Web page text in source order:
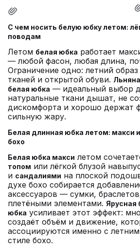
С чем носить белую юбку летом:
поводам
Летом белая юбка работает
— любой фасон, любая длина,
Ограничение одно: летний образ
тканей и открытой обуви.
белая юбка — идеальный выбор
натуральные ткани дышат, не
дискомфорта и хорошо держат
сильную жару.
Белая длинная юбка летом: макси
бохо
Белая юбка макси летом
топом или лёгкой блузой
и сандалиями на плоской
духе бохо собирается
аксессуаров — сумки,
плетёными элементами. Ярусная
юбка усиливает этот эффект:
создаёт объём и движение,
ассоциируются именно с
стиле бохо.